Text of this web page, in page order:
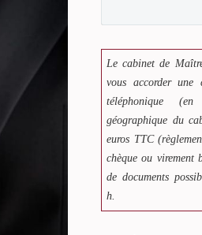
Le cabinet de
vous accorder une
téléphonique
géographique du
euros TTC
chèque ou virement
de documents
h.